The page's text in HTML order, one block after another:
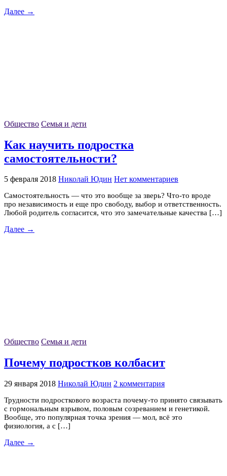
Далее →
Общество Семья и дети
Как научить подростка
самостоятельности?
5 февраля 2018 Николай Юдин Нет комментариев
Самостоятельность — что это вообще за зверь? Что-то вроде
про независимость и еще про свободу, выбор и ответственность.
Любой родитель согласится, что это замечательные качества […]
Далее →
Общество Семья и дети
Почему подростков колбасит
29 января 2018 Николай Юдин 2 комментария
Трудности подросткового возраста почему-то принято связывать
с гормональным взрывом, половым созреванием и генетикой.
Вообще, это популярная точка зрения — мол, всё это
физиология, а с […]
Далее →